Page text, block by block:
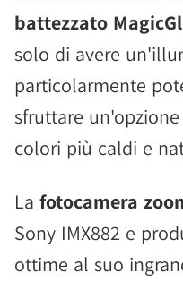
battezzato
solo di avere
particolarmente
sfruttare
colori più caldi e
La fotocamera
Sony IMX882 e
ottime al suo